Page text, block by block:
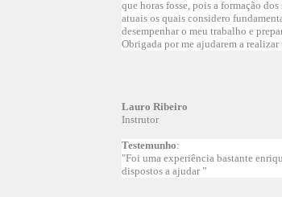
que horas fosse, pois a formação
atuais os quais considero
desempenhar o meu trabalho e
Obrigada por me ajudarem a realizar
Lauro Ribeiro
Instrutor
Testemunho:
"Foi uma experiência bastante
dispostos a ajudar ”